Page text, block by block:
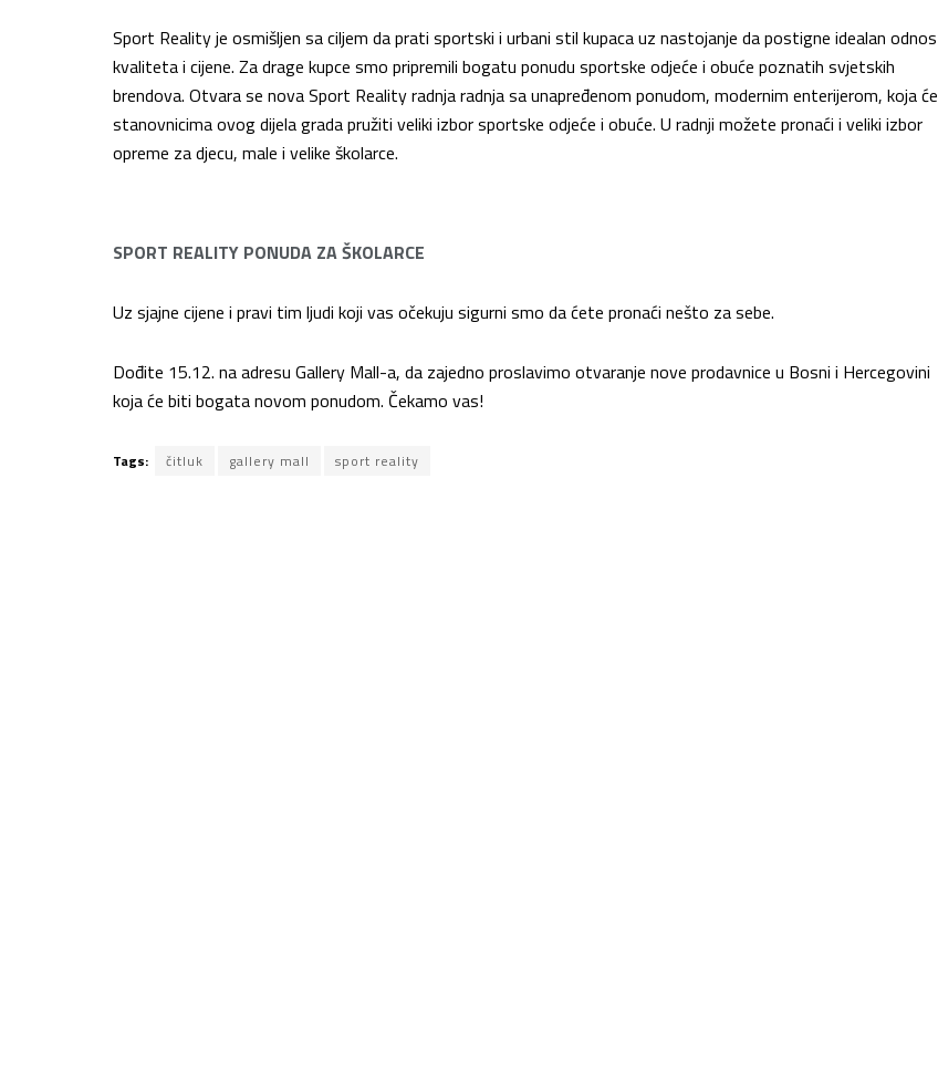
Sport Reality je osmišljen sa ciljem da prati sportski i urbani stil kupaca uz nastojanje da postigne idealan odnos
kvaliteta i cijene. Za drage kupce smo pripremili bogatu ponudu sportske odjeće i obuće poznatih svjetskih
brendova. Otvara se nova Sport Reality radnja radnja sa unapređenom ponudom, modernim enterijerom, koja će
stanovnicima ovog dijela grada pružiti veliki izbor sportske odjeće i obuće. U radnji možete pronaći i veliki izbor
opreme za djecu, male i velike školarce.
SPORT REALITY PONUDA ZA ŠKOLARCE
Uz sjajne cijene i pravi tim ljudi koji vas očekuju sigurni smo da ćete pronaći nešto za sebe.
Dođite 15.12. na adresu Gallery Mall-a, da zajedno proslavimo otvaranje nove prodavnice u Bosni i Hercegovini
koja će biti bogata novom ponudom. Čekamo vas!
Tags: čitluk gallery mall sport reality